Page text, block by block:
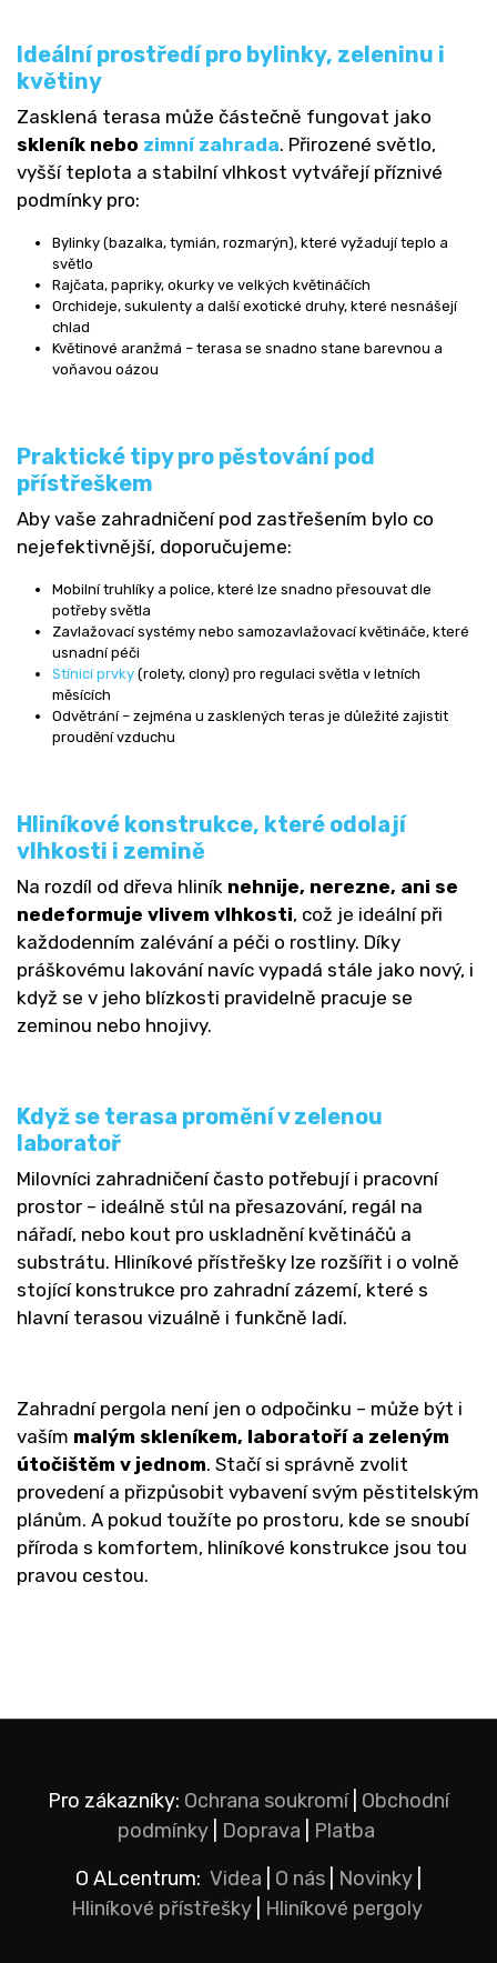
Ideální prostředí pro bylinky, zeleninu i
květiny
Zasklená terasa může částečně fungovat jako
skleník nebo zimní zahrada. Přirozené světlo,
vyšší teplota a stabilní vlhkost vytvářejí příznivé
podmínky pro:
Bylinky (bazalka, tymián, rozmarýn), které vyžadují teplo a
světlo
Rajčata, papriky, okurky ve velkých květináčích
Orchideje, sukulenty a další exotické druhy, které nesnášejí
chlad
Květinové aranžmá – terasa se snadno stane barevnou a
voňavou oázou
Praktické tipy pro pěstování pod
přístřeškem
Aby vaše zahradničení pod zastřešením bylo co
nejefektivnější, doporučujeme:
Mobilní truhlíky a police, které lze snadno přesouvat dle
potřeby světla
Zavlažovací systémy nebo samozavlažovací květináče, které
usnadní péči
Stínicí prvky (rolety, clony) pro regulaci světla v letních
měsících
Odvětrání – zejména u zasklených teras je důležité zajistit
proudění vzduchu
Hliníkové konstrukce, které odolají
vlhkosti i zemině
Na rozdíl od dřeva hliník nehnije, nerezne, ani se
nedeformuje vlivem vlhkosti, což je ideální při
každodenním zalévání a péči o rostliny. Díky
práškovému lakování navíc vypadá stále jako nový, i
když se v jeho blízkosti pravidelně pracuje se
zeminou nebo hnojivy.
Když se terasa promění v zelenou
laboratoř
Milovníci zahradničení často potřebují i pracovní
prostor – ideálně stůl na přesazování, regál na
nářadí, nebo kout pro uskladnění květináčů a
substrátu. Hliníkové přístřešky lze rozšířit i o volně
stojící konstrukce pro zahradní zázemí, které s
hlavní terasou vizuálně i funkčně ladí.
Zahradní pergola není jen o odpočinku – může být i
vaším malým skleníkem, laboratoří a zeleným
útočištěm v jednom. Stačí si správně zvolit
provedení a přizpůsobit vybavení svým pěstitelským
plánům. A pokud toužíte po prostoru, kde se snoubí
příroda s komfortem, hliníkové konstrukce jsou tou
pravou cestou.
Pro zákazníky: Ochrana soukromí| Obchodní
podmínky
Doprava
Platba
O ALcentrum: Videa O nás Novinky
Hliníkové přístřešky| Hliníkové pergoly